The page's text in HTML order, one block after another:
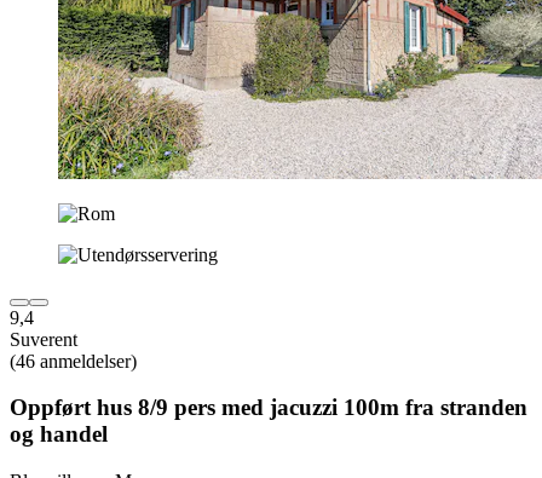
9,4
Suverent
(46 anmeldelser)
Oppført hus 8/9 pers med jacuzzi 100m fra stranden
og handel